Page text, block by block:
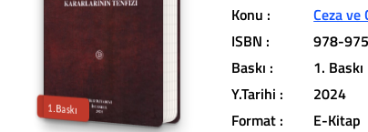
1.Baskı
L
ib
r
a
r
y
t
ü
r
k
lit
e
r
a
t
ü
r
a
v
u
c
u
n
u
z
u
n
iç
in
d
e
Konu :
Ceza
ISBN :
978-
Baskı :
1. Baskı
Y.Tarihi :
2024
Format :
E-Kitap